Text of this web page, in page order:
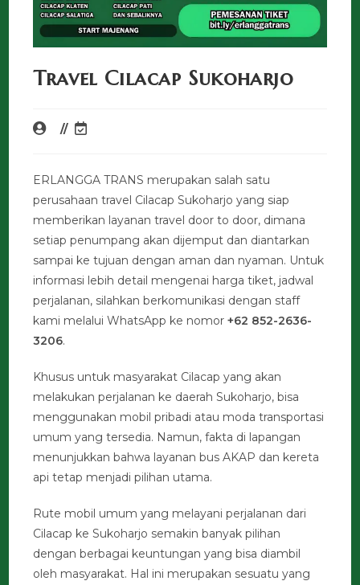
Travel Cilacap Sukoharjo
ERLANGGA TRANS merupakan salah satu
perusahaan travel Cilacap Sukoharjo yang siap
memberikan layanan travel door to door, dimana
setiap penumpang akan dijemput dan diantarkan
sampai ke tujuan dengan aman dan nyaman. Untuk
informasi lebih detail mengenai harga tiket, jadwal
perjalanan, silahkan berkomunikasi dengan staff
kami melalui WhatsApp ke nomor+62 852-2636-
3206.
Khusus untuk masyarakat Cilacap yang akan
melakukan perjalanan ke daerah Sukoharjo, bisa
menggunakan mobil pribadi atau moda transportasi
umum yang tersedia. Namun, fakta di lapangan
menunjukkan bahwa layanan bus AKAP dan kereta
api tetap menjadi pilihan utama.
Rute mobil umum yang melayani perjalanan dari
Cilacap ke Sukoharjo semakin banyak pilihan
dengan berbagai keuntungan yang bisa diambil
oleh masyarakat. Hal ini merupakan sesuatu yang